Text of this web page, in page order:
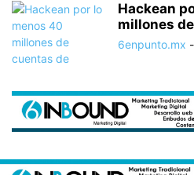
Hackean
millones
6enpunto.mx -